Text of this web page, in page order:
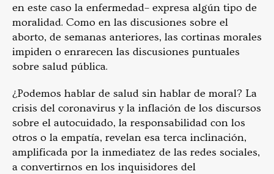
en este caso la enfermedad– expresa algún tipo de
moralidad. Como en las discusiones sobre el
aborto, de semanas anteriores, las cortinas morales
impiden o enrarecen las discusiones puntuales
sobre salud pública.
¿Podemos hablar de salud sin hablar de moral? La
crisis del coronavirus y la inflación de los discursos
sobre el autocuidado, la responsabilidad con los
otros o la empatía, revelan esa terca inclinación,
amplificada por la inmediatez de las redes sociales,
a convertirnos en los inquisidores del